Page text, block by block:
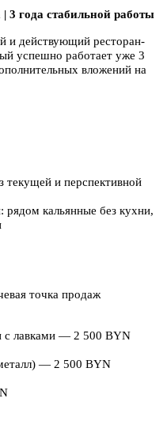
3 года стабильной работы
и действующий ресторан-
успешно работает уже 3
вложений на
текущей и перспективной
рядом кальянные без кухни,
точка продаж
с лавками — 2 500 BYN
— 2 500 BYN